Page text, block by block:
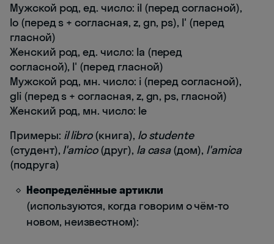
Мужской род, ед. число: il (перед согласной),
lo (перед s + согласная, z, gn, ps), l' (перед
гласной)
Женский род, ед. число: la (перед
согласной), l' (перед гласной)
Мужской род, мн. число: i (перед согласной),
gli (перед s + согласная, z, gn, ps, гласной)
Женский род, мн. число: le
Примеры: il libro(книга), lo studente
(студент), l'amico(друг), la casa(дом), l'amica
(подруга)
Неопределённые артикли
(используются, когда говорим о чём-то
новом, неизвестном):